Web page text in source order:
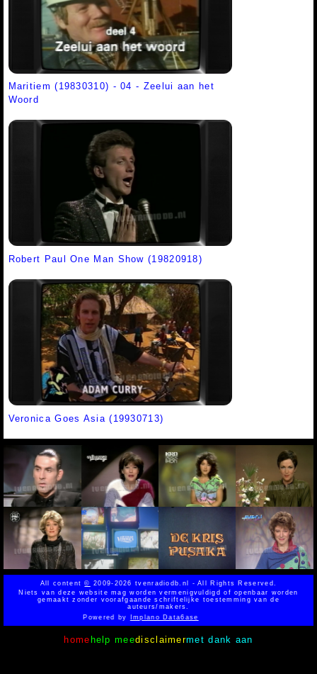
Maritiem (19830310) - 04 - Zeelui aan het
Woord
Robert Paul One Man Show (19820918)
Veronica Goes Asia (19930713)
All content© 2009-2026 tvenradiodb.nl - All Rights Reserved.
Niets van deze website mag worden vermenigvuldigd of openbaar worden
gemaakt zonder voorafgaande schriftelijke toestemming van de
auteurs/makers.
Powered byImplano Data6ase
home help meedisclaimermet dank aan